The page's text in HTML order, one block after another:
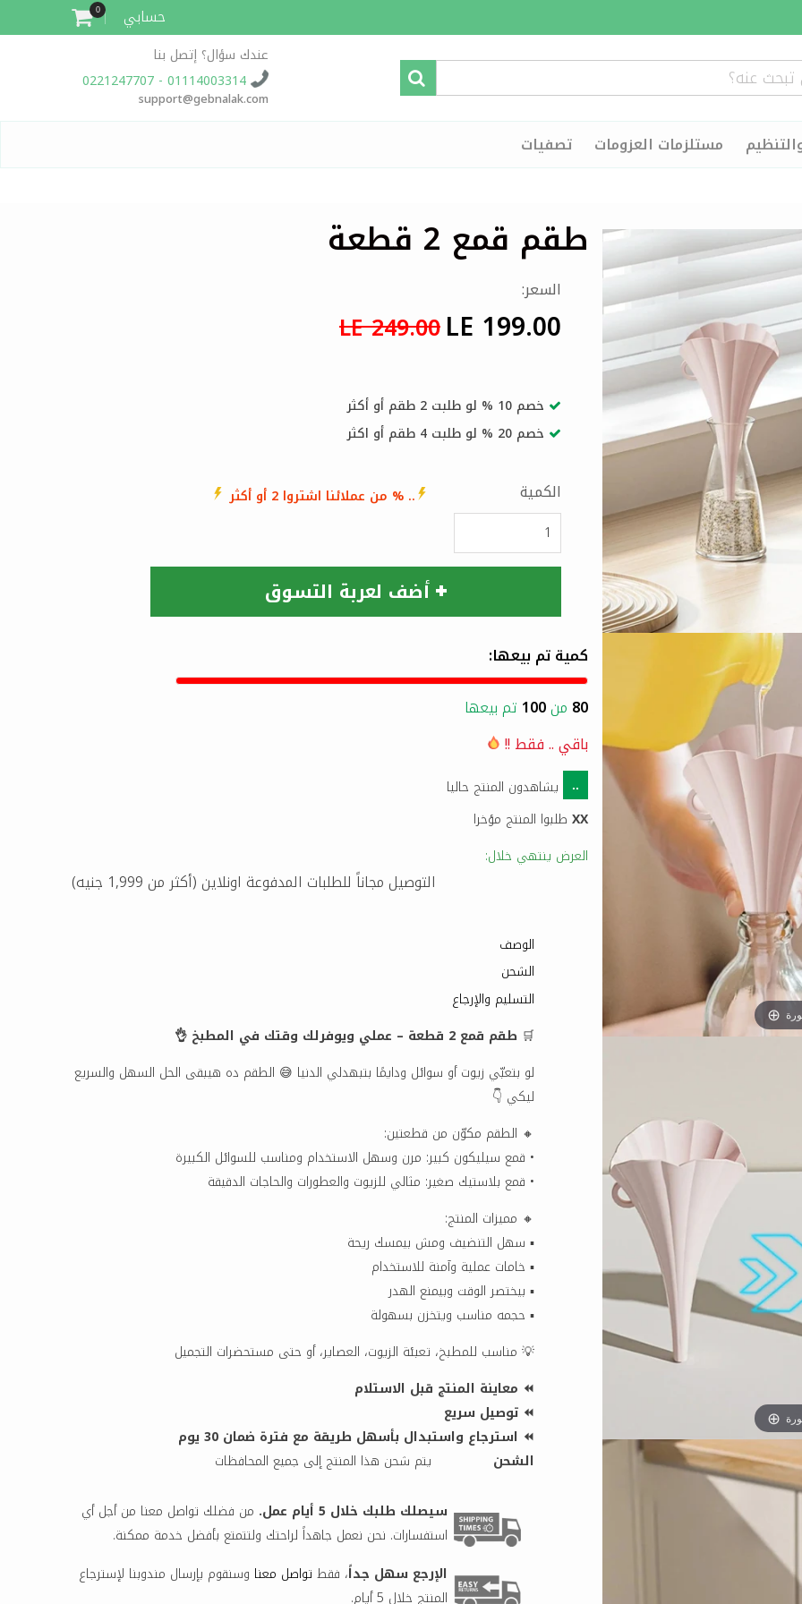
حسابي 0
عندك سؤال؟ إتصل بنا
01114003314 - 0221247707
support@gebnalak.com
مستلزمات العزومات تصفيات
طقم قمع 2 قطعة
السعر:
LE 199.00
LE 249.00
خصم 10 % لو طلبت 2 طقم أو أكثر
خصم 20 % لو طلبت 4 طقم أو اكثر
الكمية .. % من عملائنا اشتروا 2 أو أكثر
أضف لعربة التسوق
كمية تم بيعها:
80 من100 تم بيعها
باقي..فقط !!
..
يشاهدون المنتج حاليا
XX طلبوا المنتج مؤخرا
العرض ينتهي خلال:
التوصيل مجاناً للطلبات المدفوعة اونلاين (أكثر من 1,999 جنيه)
الوصف
الشحن
التسليم والإرجاع
🛒 طقم قمع 2 قطعة – عملي ويوفرلك وقتك في المطبخ 👌
لو بتعبّي زيوت أو سوائل ودايمًا بتبهدلي الدنيا 😅 الطقم ده هيبقى الحل السهل والسريع
ليكي 👇
🔸 الطقم مكوّن من قطعتين:
• قمع سيليكون كبير: مرن وسهل الاستخدام ومناسب للسوائل الكبيرة
• قمع بلاستيك صغير: مثالي للزيوت والعطورات والحاجات الدقيقة
🔸 مميزات المنتج:
▪️ سهل التنضيف ومش بيمسك ريحة
▪️ خامات عملية وآمنة للاستخدام
▪️ بيختصر الوقت وبيمنع الهدر
▪️ حجمه مناسب ويتخزن بسهولة
💡 مناسب للمطبخ، تعبئة الزيوت، العصاير، أو حتى مستحضرات التجميل
⏪ معاينة المنتج قبل الاستلام
⏪ توصيل سريع
⏪ استرجاع واستبدال بأسهل طريقة مع فترة ضمان 30 يوم
الشحن
يتم شحن هذا المنتج إلى جميع المحافظات
سيصلك طلبك خلال 5 أيام عمل.
من فضلك تواصل معنا من أجل أي
استفسارات. نحن نعمل جاهداً لراحتك ولتتمتع بأفضل خدمة ممكنة.
الإرجع سهل جداً، فقط تواصل معنا وسنقوم بإرسال مندوبنا لإسترجاع
المنتج خلال 5 أيام.